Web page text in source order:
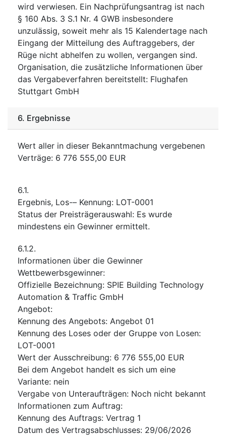
wird verwiesen. Ein Nachprüfungsantrag ist nach
§ 160 Abs. 3 S.1 Nr. 4 GWB insbesondere
unzulässig, soweit mehr als 15 Kalendertage nach
Eingang der Mitteilung des Auftraggebers, der
Rüge nicht abhelfen zu wollen, vergangen sind.
Organisation, die zusätzliche Informationen über
das Vergabeverfahren bereitstellt: Flughafen
Stuttgart GmbH
6. Ergebnisse
Wert aller in dieser Bekanntmachung vergebenen
Verträge: 6 776 555,00 EUR
6.1.
Ergebnis, Los-– Kennung: LOT-0001
Status der Preisträgerauswahl: Es wurde
mindestens ein Gewinner ermittelt.
6.1.2.
Informationen über die Gewinner
Wettbewerbsgewinner:
Offizielle Bezeichnung: SPIE Building Technology
Automation & Traffic GmbH
Angebot:
Kennung des Angebots: Angebot 01
Kennung des Loses oder der Gruppe von Losen:
LOT-0001
Wert der Ausschreibung: 6 776 555,00 EUR
Bei dem Angebot handelt es sich um eine
Variante: nein
Vergabe von Unteraufträgen: Noch nicht bekannt
Informationen zum Auftrag:
Kennung des Auftrags: Vertrag 1
Datum des Vertragsabschlusses: 29/06/2026